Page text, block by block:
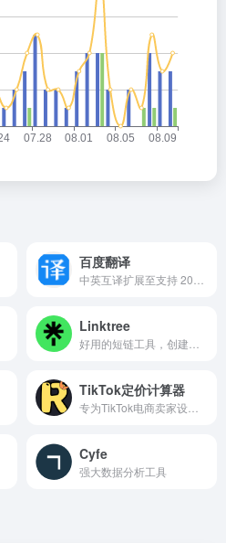
百度翻译
Linktree
TikTok定价计算器
Cyfe
强大数据分析工具